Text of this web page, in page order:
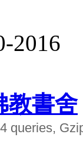
2016
教書舍
queries,